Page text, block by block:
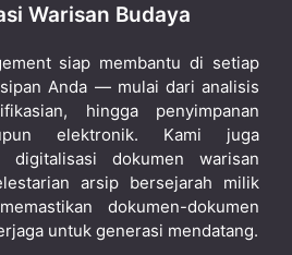
Warisan Budaya
siap membantu di setiap
Anda — mulai dari analisis
hingga penyimpanan
elektronik. Kami juga
digitalisasi dokumen warisan
arsip bersejarah milik
dokumen-dokumen
untuk generasi mendatang.